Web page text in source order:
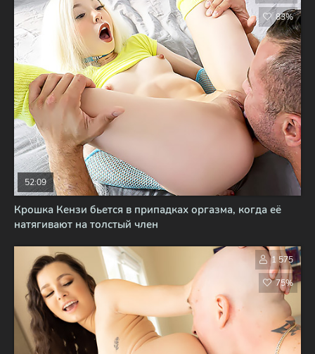
Крошка Кензи бьется в припадках оргазма, когда её
натягивают на толстый член
52:09
83%
1 575
75%